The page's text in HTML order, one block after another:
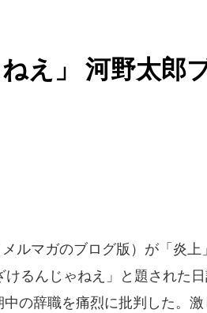
え」 河野太郎
ルマガのブログ版）が「炎上
るんじゃねえ」と題された
の辞職を痛烈に批判した。